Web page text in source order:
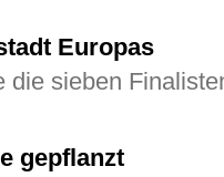
Europas
die sieben
gepflanzt